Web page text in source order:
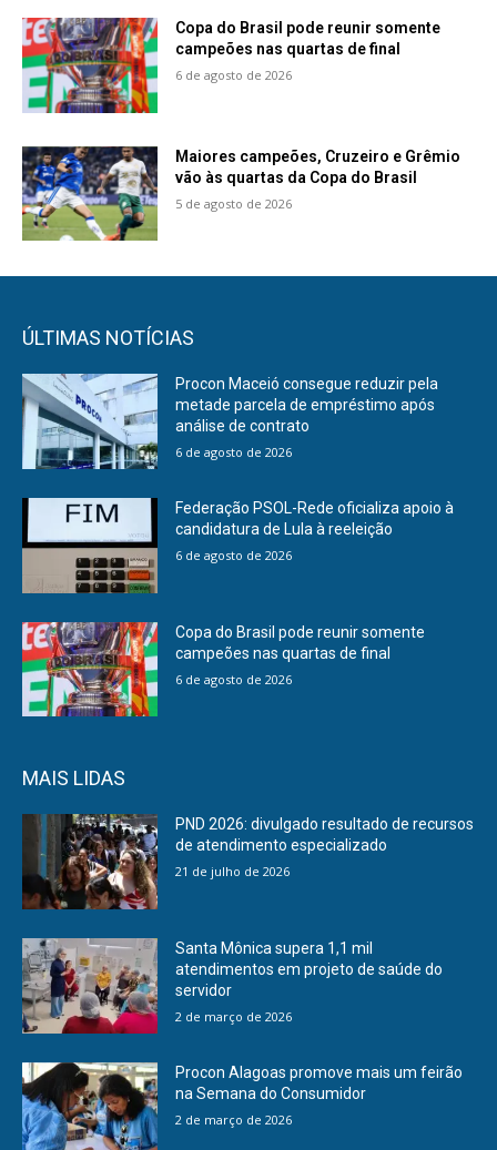
Copa do Brasil pode reunir somente
campeões nas quartas de final
6 de agosto de 2026
Maiores campeões, Cruzeiro e Grêmio
vão às quartas da Copa do Brasil
5 de agosto de 2026
ÚLTIMAS NOTÍCIAS
Procon Maceió consegue reduzir pela
metade parcela de empréstimo após
análise de contrato
6 de agosto de 2026
Federação PSOL-Rede oficializa apoio à
candidatura de Lula à reeleição
6 de agosto de 2026
Copa do Brasil pode reunir somente
campeões nas quartas de final
6 de agosto de 2026
MAIS LIDAS
PND 2026: divulgado resultado de recursos
de atendimento especializado
21 de julho de 2026
Santa Mônica supera 1,1 mil
atendimentos em projeto de saúde do
servidor
2 de março de 2026
Procon Alagoas promove mais um feirão
na Semana do Consumidor
2 de março de 2026